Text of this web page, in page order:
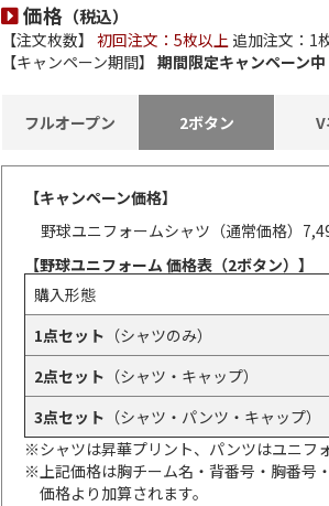
価格（税込）
【注文枚数】 初回注文：5枚以上追加注文：1
【キャンペーン期間】 期間限定キャンペーン中
フルオープン 2ボタン
【キャンペーン価格】
野球ユニフォームシャツ （通常価格）
【野球ユニフォーム 価格表（2ボタン）】
購入形態
1点セット （シャツのみ）
2点セット （シャツ・キャップ）
3点セット （シャツ・パンツ・キャップ）
※シャツは昇華プリント、パンツはユニフ
※上記価格は胸チーム名・背番号・胸番号
価格より加算されます。